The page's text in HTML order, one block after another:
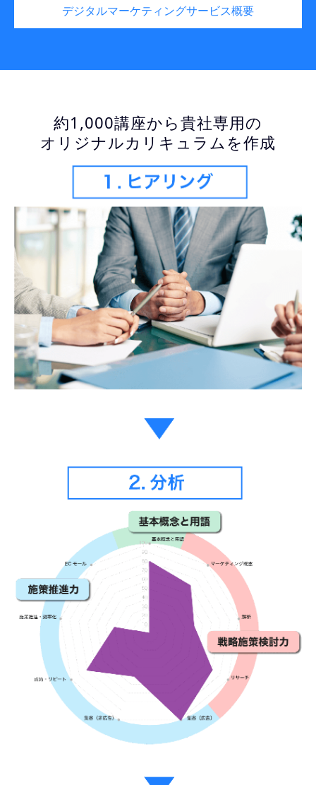
デジタルマーケティングサービス概要
約1,000講座から貴社専用の
オリジナルカリキュラムを作成